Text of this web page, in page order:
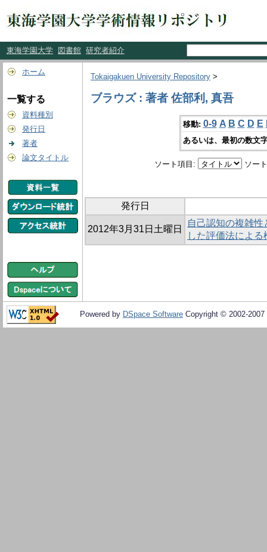
東海学園大学 図書館 研究者紹介
ホーム
一覧する
資料種別
発行日
著者
論文タイトル
Tokaigakuen University Repository >
ブラウズ : 著者 佐部利, 真吾
移動: 0-9 A B C D E
あるいは、最初の数文
ソート項目: ソー
発行日
2012年3月31日土曜日
自己認知の複雑
した評価法による
Powered by DSpace Software Copyright © 2002-2007